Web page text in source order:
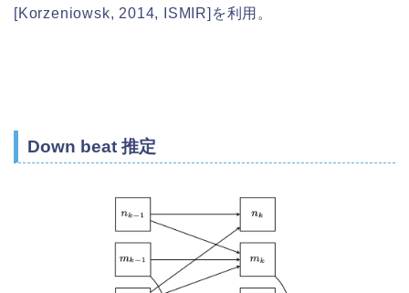
[Korzeniowsk, 2014, ISMIR]を利用。
Down beat 推定